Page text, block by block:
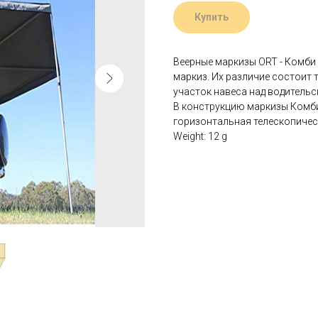
Купить
Веерные маркизы ORT -
маркиз. Их различие состоит
участок навеса над
В конструкцию маркизы
горизонтальная
Weight: 12 g